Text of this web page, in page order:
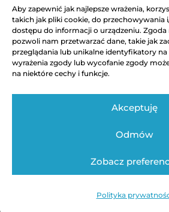
Aby zapewnić jak najlepsze wrażenia,
takich jak pliki cookie, do przechowywania
dostępu do informacji o urządzeniu.
pozwoli nam przetwarzać dane, takie jak
przeglądania lub unikalne identyfikatory na
wyrażenia zgody lub wycofanie zgody
na niektóre cechy i funkcje.
Akceptuję
Odmów
Zobacz
Polityka
DODAJ DO KOSZYKA
Autor strony: Swinickiwsieci /